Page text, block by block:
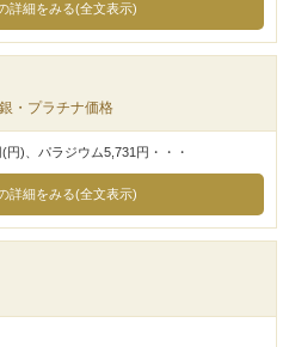
詳細をみる(全文表示)
・プラチナ価格
)、パラジウム5,731円・・・
詳細をみる(全文表示)